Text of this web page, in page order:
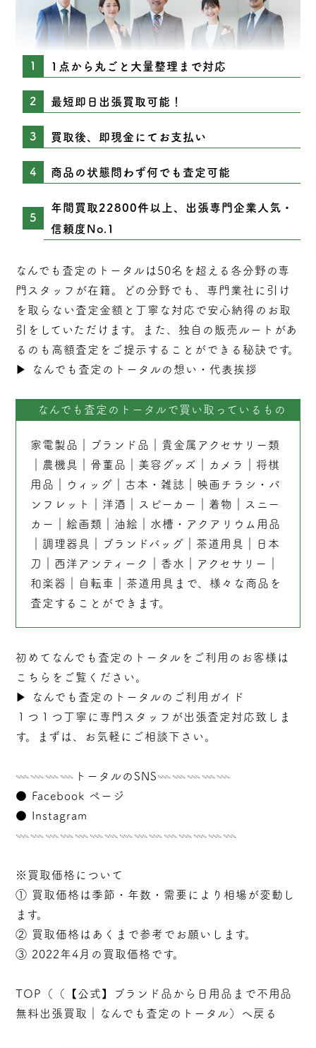
1点から丸ごと大量整理まで対応
最短即日出張買取可能！
買取後、即現金にてお支払い
商品の状態問わず何でも査定可能
年間買取22800件以上、出張専門企業人気・
信頼度No.1
なんでも査定のトータルは50名を超える各分野の専
門スタッフが在籍。どの分野でも、専門業社に引け
を取らない査定 金額と丁寧な対応で安心納得のお取
引をしていただけます。また、独自の販売ルートがあ
るのも高額査定をご提示することができる秘訣です。
▶︎
なんでも査定のトータルの想い・代表挨拶
なんでも査定のトータルで買い取っているもの
家電製品 ブランド品
貴金属アクセサリー類
農機具 骨董品 美容グッズ カメラ
将棋
用品
ウィッグ 古本 ・ 雑誌
映画チラシ・パ
ンフレット
洋酒 スピーカー 着物
スニー
カー
絵画類 油絵
水槽・アクアリウム用品
調理器具 ブランドバッグ ｜茶道用具｜
日本
刀
西洋アンティーク 香水 アクセサリー
和楽器
自転車 茶道用具 まで、様々な商品を
査定することができます。
初めてなんでも査定のトータルをご利用のお客様は
こちらをご覧ください。
▶︎
なんでも査定のトータルのご利用ガイド
１つ１つ丁寧に専門スタッフが出張査定対応致しま
す。まずは、お気軽にご相談下さい。
𓇠𓇠𓇠𓇠トータルのSNS𓇠𓇠𓇠𓇠𓇠
● Facebook ページ
●
Instagram
𓇠𓇠𓇠𓇠𓇠𓇠𓇠𓇠𓇠𓇠𓇠𓇠𓇠𓇠𓇠
※買取価格について
① 買取価格は季節・年数・需要により相場が変動し
ます。
② 買取価格はあくまで参考でお願いします。
③ 2022年4月の買取価格です。
TOP（（
【公式】ブランド品から日用品まで不用品
無料出張買取｜なんでも査定のトータル ）へ戻る